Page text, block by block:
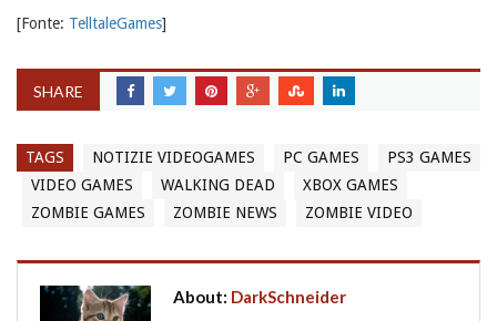
[Fonte: TelltaleGames]
SHARE
TAGS NOTIZIE VIDEOGAMES PC GAMES
PS3 GAMES
VIDEO GAMES
WALKING DEAD
XBOX GAMES
ZOMBIE GAMES
ZOMBIE NEWS ZOMBIE VIDEO
About: DarkSchneider